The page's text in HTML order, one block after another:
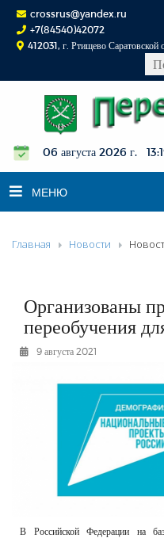
crossrus@yandex.ru
+7(84540)42072
412031, г. Ртищево Саратовской
06 августа 2026 г.
МЕНЮ
НОВОСТИ
К СВЕДЕНИЮ
КОНКУРСЫ
ФОТОРЕПОРТАЖИ
Главная Новости
Организованы
переобучения
9 августа 2021
В Российской Федерации на